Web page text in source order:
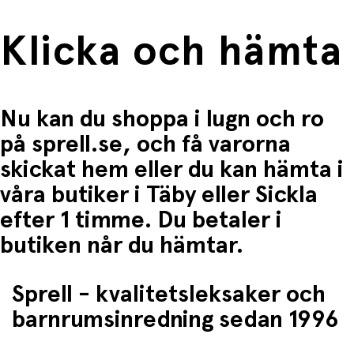
Ger barnet möjlighet att uttrycka sin egen stil
Klicka och hämta
Nu kan du shoppa i lugn och ro
på sprell.se, och få varorna
skickat hem eller du kan hämta i
våra butiker i Täby eller Sickla
efter 1 timme. Du betaler i
butiken når du hämtar.
Sprell - kvalitetsleksaker och
barnrumsinredning sedan 1996